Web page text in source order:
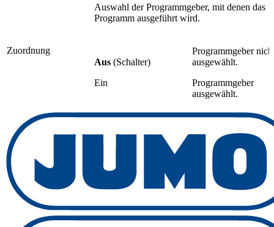
Zuordnung
Auswahl der Programmgeber, mit denen das
Programm ausgeführt wird.
Aus (Schalter)
Ein
Programmgeber
ausgewählt.
Programmgeber
ausgewählt.